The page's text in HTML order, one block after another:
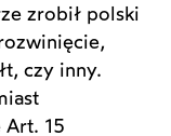
zrobił polski
czy inny.
15